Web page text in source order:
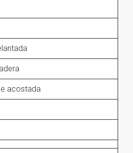
acostada